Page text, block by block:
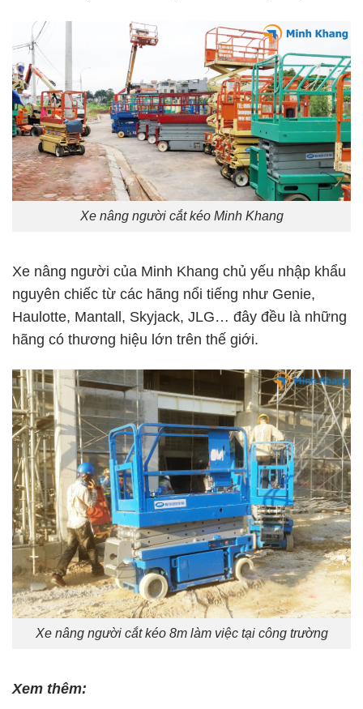
Xe nâng người cắt kéo Minh Khang
Xe nâng người của Minh Khang chủ yếu nhập khẩu
nguyên chiếc từ các hãng nổi tiếng như Genie,
Haulotte, Mantall, Skyjack, JLG… đây đều là những
hãng có thương hiệu lớn trên thế giới.
Xe nâng người cắt kéo 8m làm việc tại công trường
Xem thêm: